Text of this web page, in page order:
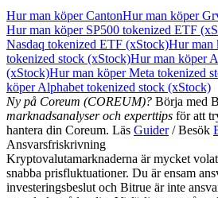
Hur man köper CantonHur man köper
Hur man köper SP500 tokenized ETF
Nasdaq tokenized ETF (xStock)Hur man
tokenized stock (xStock)Hur man köper
(xStock)Hur man köper Meta tokenized
köper Alphabet tokenized stock (xStock)
Ny på Coreum (COREUM)? Börja med
marknadsanalyser och experttips för att
hantera din Coreum. Läs Guider/ Besök
Ansvarsfriskrivning
Kryptovalutamarknaderna är mycket
snabba prisfluktuationer. Du är ensam
investeringsbeslut och Bitrue är inte